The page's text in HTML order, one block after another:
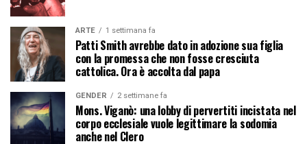
ARTE 1 settimana fa
Patti Smith avrebbe dato in adozione sua figlia
con la promessa che non fosse cresciuta
cattolica. Ora è accolta dal papa
GENDER 2 settimane fa
Mons. Viganò: una lobby di pervertiti incistata nel
corpo ecclesiale vuole legittimare la sodomia
anche nel Clero